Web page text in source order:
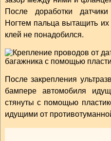
После доработки
Ногтем пальца вытащить
клей не понадобился.
После закрепления
бампере автомобиля
стянуты с помощью
идущими от